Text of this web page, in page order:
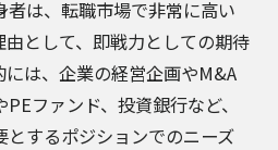
は、転職市場で非常に高い
として、即戦力としての期待
は、企業の経営企画やM&A
ファンド、投資銀行など、
するポジションでのニーズ